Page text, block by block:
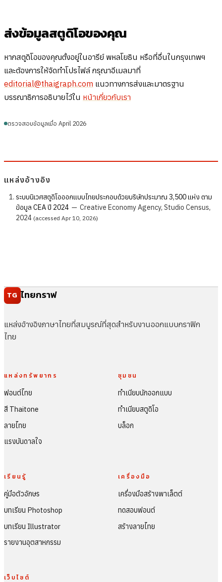
ส่งข้อมูลสตูดิโอของคุณ
หากสตูดิโอของคุณตั้งอยู่ในอารีย์ พหลโยธิน หรือที่อื่นในกรุงเทพฯ
และต้องการให้จัดทำโปรไฟล์ กรุณาอีเมลมาที่
editorial@thaigraph.com แนวทางการส่งและมาตรฐาน
บรรณาธิการอธิบายไว้ใน หน้าเกี่ยวกับเรา
ตรวจสอบข้อมูลเมื่อ April 2026
แหล่งอ้างอิง
ระบบนิเวศสตูดิโอออกแบบไทยประกอบด้วยบริษัทประมาณ 3,500 แห่ง ตาม
ข้อมูล CEA ปี 2024 — Creative Economy Agency, Studio Census,
2024 (accessed Apr 10, 2026)
TG ไทยกราฟ
แหล่งอ้างอิงภาษาไทยที่สมบูรณ์ที่สุดสำหรับงานออกแบบกราฟิก
ไทย
แหล่งทรัพยากร
ฟอนต์ไทย
สี Thaitone
ลายไทย
แรงบันดาลใจ
ชุมชน
ทำเนียบนักออกแบบ
ทำเนียบสตูดิโอ
บล็อก
เรียนรู้
คู่มือตัวอักษร
บทเรียน Photoshop
บทเรียน Illustrator
รายงานอุตสาหกรรม
เครื่องมือ
เครื่องมือสร้างพาเล็ตต์
ทดสอบฟอนต์
สร้างลายไทย
เว็บไซต์